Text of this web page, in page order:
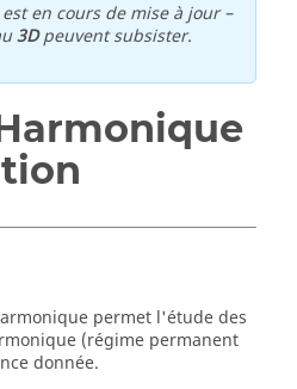
en cours de mise à jour –
3Dpeuvent subsister.
permet l'étude des
(régime permanent
donnée.